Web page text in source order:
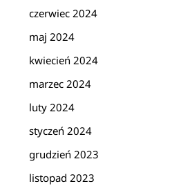
czerwiec 2024
maj 2024
kwiecień 2024
marzec 2024
luty 2024
styczeń 2024
grudzień 2023
listopad 2023